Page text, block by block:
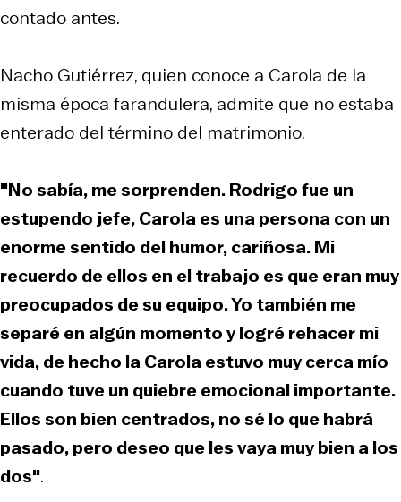
contado antes.
Nacho Gutiérrez, quien conoce a Carola de la
misma época farandulera, admite que no estaba
enterado del término del matrimonio.
"No sabía, me sorprenden. Rodrigo fue un
estupendo jefe, Carola es una persona con un
enorme sentido del humor, cariñosa. Mi
recuerdo de ellos en el trabajo es que eran muy
preocupados de su equipo. Yo también me
separé en algún momento y logré rehacer mi
vida, de hecho la Carola estuvo muy cerca mío
cuando tuve un quiebre emocional importante.
Ellos son bien centrados, no sé lo que habrá
pasado, pero deseo que les vaya muy bien a los
dos".